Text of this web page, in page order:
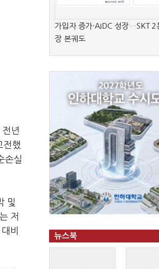
년
전했
손실
및
저
비
가입자 증가·AIDC 성장…SKT 2
장 본궤도
뉴스북